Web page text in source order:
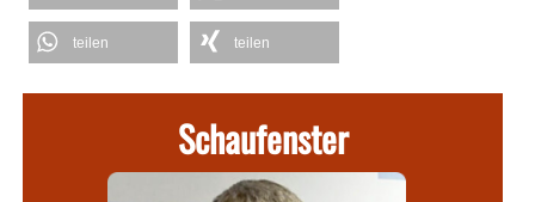
teilen teilen
Schaufenster